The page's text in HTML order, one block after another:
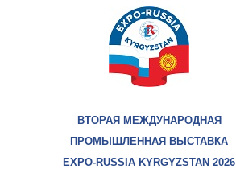
ВТОРАЯ МЕЖДУНАРОДНАЯ
ПРОМЫШЛЕННАЯ ВЫСТАВКА
EXPO-RUSSIA KYRGYZSTAN 2026